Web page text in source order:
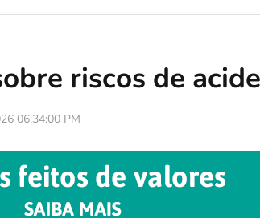
riscos de
06:34:00 PM